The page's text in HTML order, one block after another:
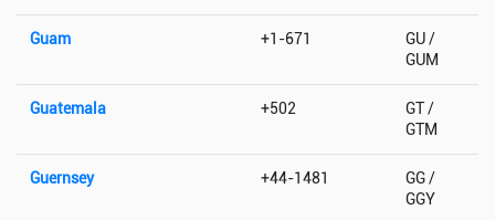
Guam +1-671
GU /
GUM
Guatemala +502
GT /
GTM
Guernsey +44-1481
GG /
GGY